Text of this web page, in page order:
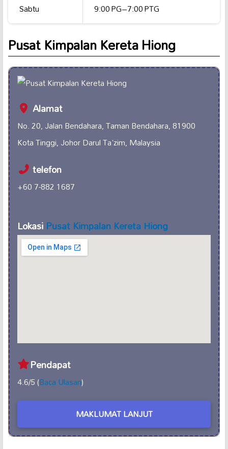
Sabtu
9:00 PG–7:00 PTG
Pusat Kimpalan Kereta Hiong
Alamat
No. 20, Jalan Bendahara, Taman Bendahara, 81900
Kota Tinggi, Johor Darul Ta'zim, Malaysia
telefon
+60 7-882 1687
LokasiPusat Kimpalan Kereta Hiong
Pendapat
4.6/5 (Baca Ulasan)
MAKLUMAT LANJUT